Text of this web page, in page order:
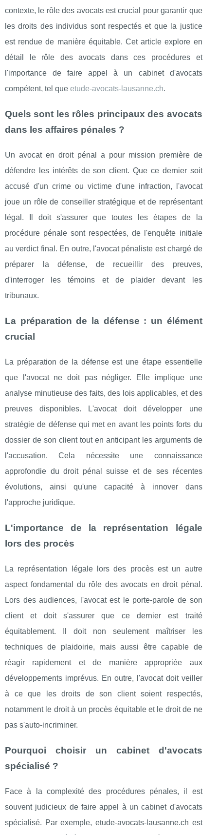
contexte, le rôle des avocats est crucial pour garantir que
les droits des individus sont respectés et que la justice
est rendue de manière équitable. Cet article explore en
détail le rôle des avocats dans ces procédures et
l'importance de faire appel à un cabinet d'avocats
compétent, tel que etude-avocats-lausanne.ch.
Quels sont les rôles principaux des avocats
dans les affaires pénales ?
Un avocat en droit pénal a pour mission première de
défendre les intérêts de son client. Que ce dernier soit
accusé d'un crime ou victime d'une infraction, l'avocat
joue un rôle de conseiller stratégique et de représentant
légal. Il doit s'assurer que toutes les étapes de la
procédure pénale sont respectées, de l'enquête initiale
au verdict final. En outre, l'avocat pénaliste est chargé de
préparer la défense, de recueillir des preuves,
d'interroger les témoins et de plaider devant les
tribunaux.
La préparation de la défense : un élément
crucial
La préparation de la défense est une étape essentielle
que l'avocat ne doit pas négliger. Elle implique une
analyse minutieuse des faits, des lois applicables, et des
preuves disponibles. L'avocat doit développer une
stratégie de défense qui met en avant les points forts du
dossier de son client tout en anticipant les arguments de
l'accusation. Cela nécessite une connaissance
approfondie du droit pénal suisse et de ses récentes
évolutions, ainsi qu'une capacité à innover dans
l'approche juridique.
L'importance de la représentation légale
lors des procès
La représentation légale lors des procès est un autre
aspect fondamental du rôle des avocats en droit pénal.
Lors des audiences, l'avocat est le porte-parole de son
client et doit s'assurer que ce dernier est traité
équitablement. Il doit non seulement maîtriser les
techniques de plaidoirie, mais aussi être capable de
réagir rapidement et de manière appropriée aux
développements imprévus. En outre, l'avocat doit veiller
à ce que les droits de son client soient respectés,
notamment le droit à un procès équitable et le droit de ne
pas s'auto-incriminer.
Pourquoi choisir un cabinet d'avocats
spécialisé ?
Face à la complexité des procédures pénales, il est
souvent judicieux de faire appel à un cabinet d'avocats
spécialisé. Par exemple, etude-avocats-lausanne.ch est